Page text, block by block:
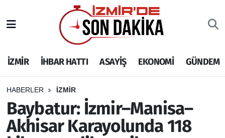
İZMİR İHBAR HATTI ASAYİŞ EKONOMİ GÜNDEM
HABERLER İZMİR
Baybatur: İzmir–Manisa–
Akhisar Karayolunda 118
İHBAR HATTI
DEPREM
GENEL
İzmir Nöbetçi Eczaneler
İzmir Hava Durumu
İzmir Namaz Vakitleri
İzmir Trafik Yoğunluk Haritası